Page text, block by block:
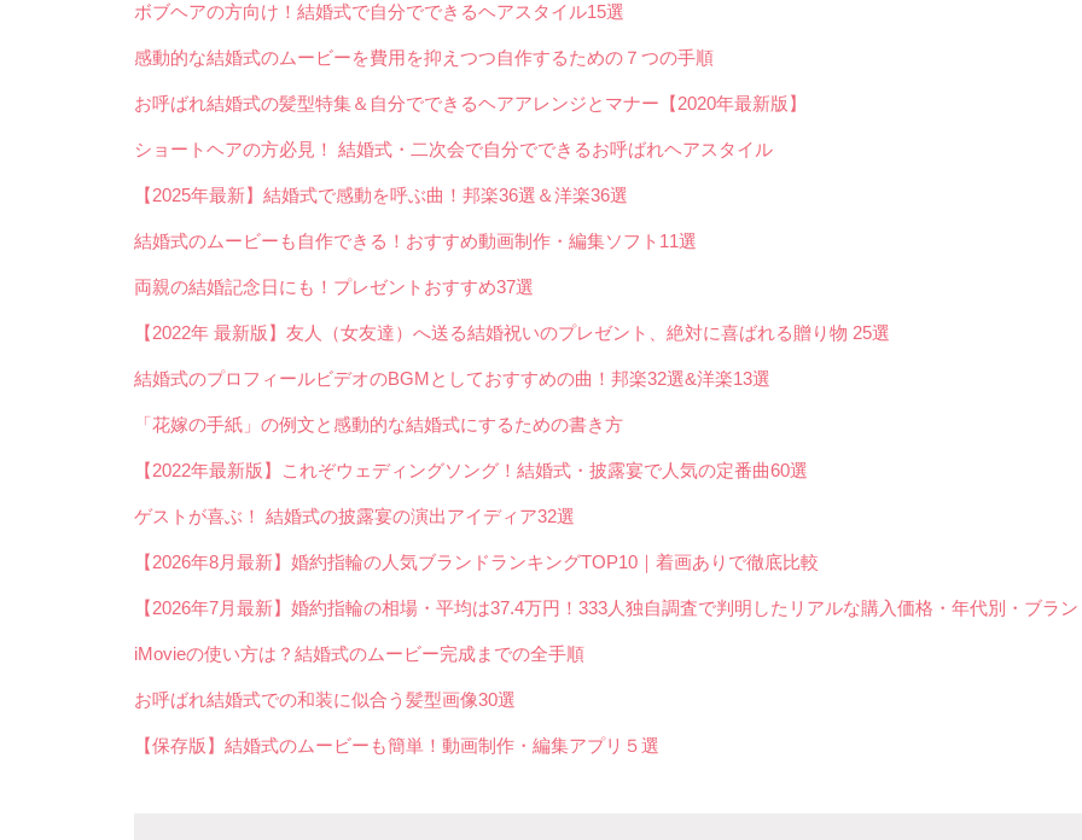
ボブヘアの方向け！結婚式で自分でできるヘアスタイル15選
感動的な結婚式のムービーを費用を抑えつつ自作するための７つの手順
お呼ばれ結婚式の髪型特集＆自分でできるヘアアレンジとマナー【2020年最新版】
ショートヘアの方必見！ 結婚式・二次会で自分でできるお呼ばれヘアスタイル
【2025年最新】結婚式で感動を呼ぶ曲！邦楽36選＆洋楽36選
結婚式のムービーも自作できる！おすすめ動画制作・編集ソフト11選
両親の結婚記念日にも！プレゼントおすすめ37選
【2022年 最新版】友人（女友達）へ送る結婚祝いのプレゼント、絶対に喜ばれる贈り物 25選
結婚式のプロフィールビデオのBGMとしておすすめの曲！邦楽32選&洋楽13選
「花嫁の手紙」の例文と感動的な結婚式にするための書き方
【2022年最新版】これぞウェディングソング！結婚式・披露宴で人気の定番曲60選
ゲストが喜ぶ！ 結婚式の披露宴の演出アイディア32選
【2026年8月最新】婚約指輪の人気ブランドランキングTOP10｜着画ありで徹底比較
【2026年7月最新】婚約指輪の相場・平均は37.4万円！333人独自調査で判明したリアルな購入価格・年代別・ブラ
iMovieの使い方は？結婚式のムービー完成までの全手順
お呼ばれ結婚式での和装に似合う髪型画像30選
【保存版】結婚式のムービーも簡単！動画制作・編集アプリ５選